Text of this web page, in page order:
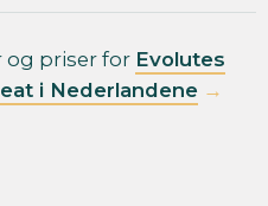
og priser for Evolutes
i Nederlandene →